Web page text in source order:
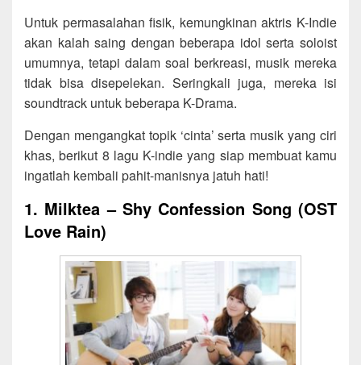
Untuk permasalahan fisik, kemungkinan aktris K-Indie
akan kalah saing dengan beberapa idol serta soloist
umumnya, tetapi dalam soal berkreasi, musik mereka
tidak bisa disepelekan. Seringkali juga, mereka isi
soundtrack untuk beberapa K-Drama.
Dengan mengangkat topik ‘cinta’ serta musik yang ciri
khas, berikut 8 lagu K-indie yang siap membuat kamu
ingatlah kembali pahit-manisnya jatuh hati!
1. Milktea – Shy Confession Song (OST
Love Rain)